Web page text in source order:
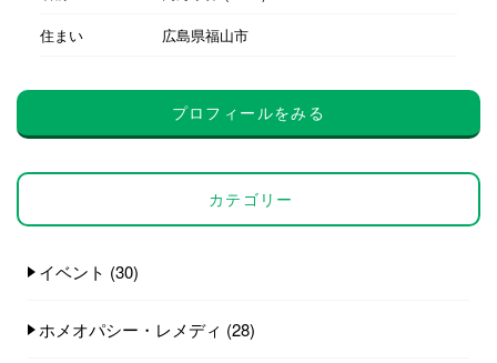
住まい
広島県福山市
プロフィールをみる
カテゴリー
イベント (30)
ホメオパシー・レメディ (28)